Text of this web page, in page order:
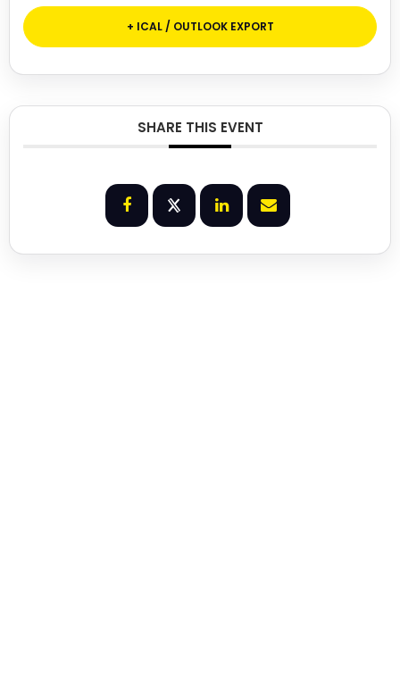
+ ICAL / OUTLOOK EXPORT
SHARE THIS EVENT